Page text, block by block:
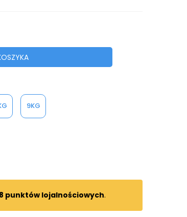
9KG
punktów lojalnościowych.